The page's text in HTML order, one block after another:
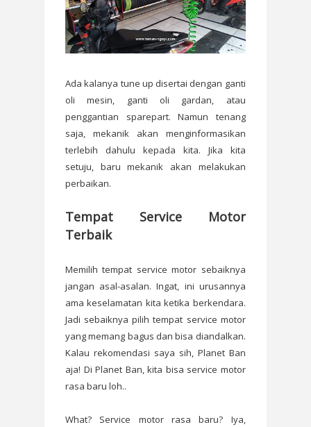
Ada kalanya tune up disertai dengan ganti
oli mesin, ganti oli gardan, atau
penggantian sparepart. Namun tenang
saja, mekanik akan menginformasikan
terlebih dahulu kepada kita. Jika kita
setuju, baru mekanik akan melakukan
perbaikan.
Tempat Service Motor
Terbaik
Memilih tempat service motor sebaiknya
jangan asal-asalan. Ingat, ini urusannya
ama keselamatan kita ketika berkendara.
Jadi sebaiknya pilih tempat service motor
yang memang bagus dan bisa diandalkan.
Kalau rekomendasi saya sih, Planet Ban
aja! Di Planet Ban, kita bisa service motor
rasa baru loh..
What? Service motor rasa baru? Iya,